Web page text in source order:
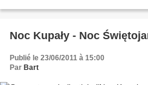
Noc Kupały - Noc
Publié le 23/06/2011 à 15:00
Par Bart